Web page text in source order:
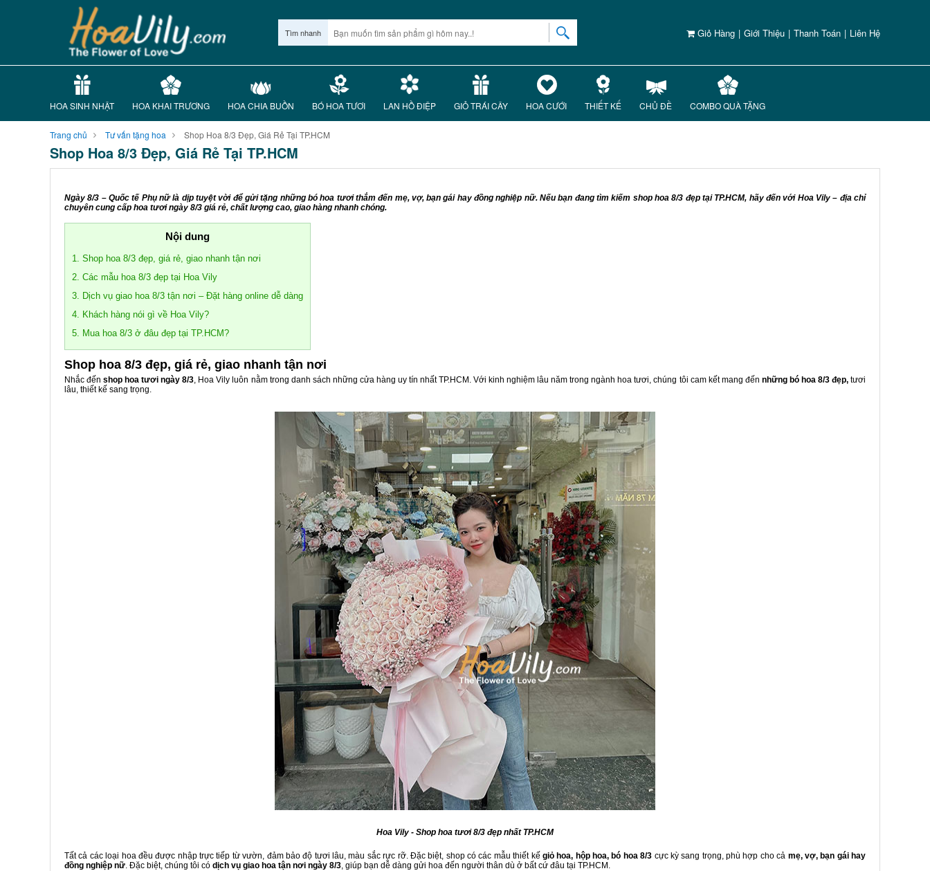
Giỏ Hàng | Giới Thiệu | Thanh Toán | Liên Hệ
Tìm nhanh
HOA SINH NHẬT HOA KHAI TRƯƠNG HOA CHIA BUỒN BÓ HOA TƯƠI LAN HỒ ĐIỆP GIỎ TRÁI CÂY HOA CƯỚI THIẾT KẾ CHỦ ĐỀ COMBO QUÀ TẶNG
Trang chủ Tư vấn tặng hoa Shop Hoa 8/3 Đẹp, Giá Rẻ Tại TP.HCM
Shop Hoa 8/3 Đẹp, Giá Rẻ Tại TP.HCM
Ngày 8/3 – Quốc tế Phụ nữ là dịp tuyệt vời để gửi tặng những bó hoa tươi thắm đến mẹ, vợ, bạn gái hay đồng nghiệp nữ. Nếu bạn đang tìm kiếm shop hoa 8/3 đẹp tại TP.HCM, hãy đến với Hoa Vily – địa chỉ
chuyên cung cấp hoa tươi ngày 8/3 giá rẻ, chất lượng cao, giao hàng nhanh chóng.
Nội dung
1. Shop hoa 8/3 đẹp, giá rẻ, giao nhanh tận nơi
2. Các mẫu hoa 8/3 đẹp tại Hoa Vily
3. Dịch vụ giao hoa 8/3 tận nơi – Đặt hàng online dễ dàng
4. Khách hàng nói gì về Hoa Vily?
5. Mua hoa 8/3 ở đâu đẹp tại TP.HCM?
Shop hoa 8/3 đẹp, giá rẻ, giao nhanh tận nơi
Nhắc đếnshop hoa tươi ngày 8/3, Hoa Vily luôn nằm trong danh sách những cửa hàng uy tín nhất TP.HCM. Với kinh nghiệm lâu năm trong ngành hoa tươi, chúng tôi cam kết mang đến những bó hoa 8/3 đẹp,tươi
lâu, thiết kế sang trọng.
Hoa Vily - Shop hoa tươi 8/3 đẹp nhất TP.HCM
Tất cả các loại hoa đều được nhập trực tiếp từ vườn, đảm bảo độ tươi lâu, màu sắc rực rỡ. Đặc biệt, shop có các mẫu thiết kế giỏ hoa, hộp hoa, bó hoa 8/3 cực kỳ sang trọng, phù hợp cho cả mẹ, vợ, bạn gái hay
đồng nghiệp nữ. Đặc biệt, chúng tôi có dịch vụ giao hoa tận nơi ngày 8/3, giúp bạn dễ dàng gửi hoa đến người thân dù ở bất cứ đâu tại TP.HCM.